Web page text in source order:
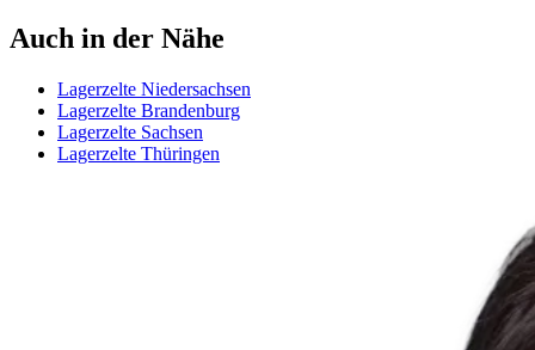
Auch in der Nähe
Lagerzelte Niedersachsen
Lagerzelte Brandenburg
Lagerzelte Sachsen
Lagerzelte Thüringen